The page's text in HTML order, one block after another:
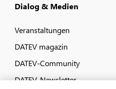
Dialog & Medien
Veranstaltungen
DATEV magazin
DATEV-Community
DATEV-Newsletter